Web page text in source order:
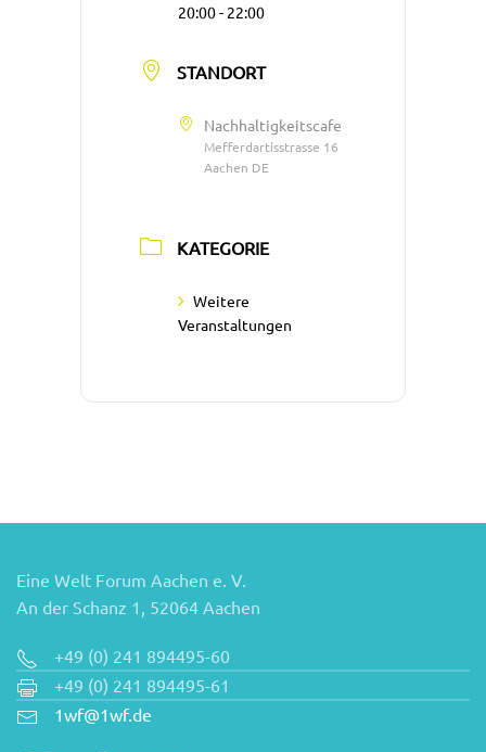
20:00 - 22:00
STANDORT
Nachhaltigkeitscafe
Mefferdartisstrasse 16
Aachen DE
KATEGORIE
Weitere
Veranstaltungen
Eine Welt Forum Aachen e. V.
An der Schanz 1, 52064 Aachen
+49 (0) 241 894495-60
+49 (0) 241 894495-61
1wf@1wf.de